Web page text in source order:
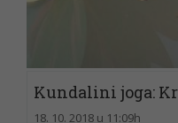
Kundalini joga:
18. 10. 2018 u 11:09h